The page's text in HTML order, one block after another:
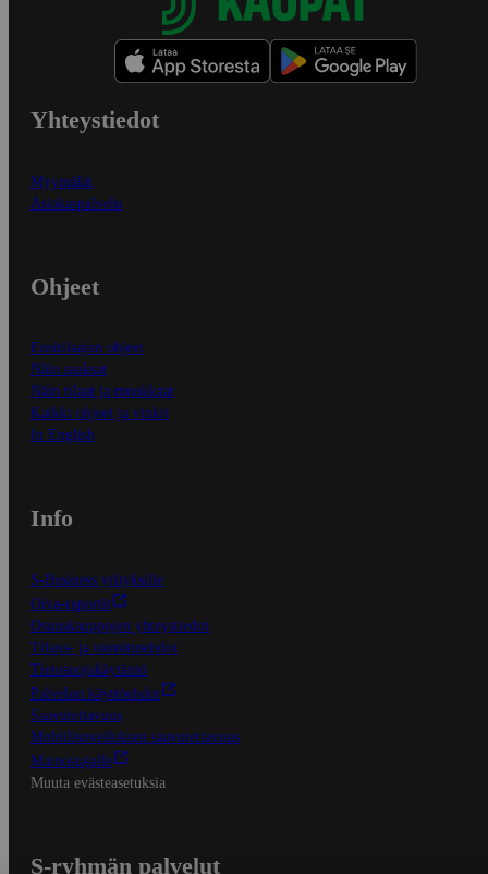
Yhteystiedot
Myymälät
Asiakaspalvelu
Ohjeet
Ensitilaajan ohjeet
Näin maksat
Näin tilaat ja muokkaat
Kaikki ohjeet ja vinkit
In English
Info
S-Business yrityksille
Oiva-raportit
Osuuskauppojen yhteystiedot
Tilaus- ja toimitusehdot
Tietosuojakäytäntö
Palvelun käyttöehdot
Saavutettavuus
Mobiilisovelluksen saavutettavuus
Mainostajalle
Muuta evästeasetuksia
S-ryhmän palvelut